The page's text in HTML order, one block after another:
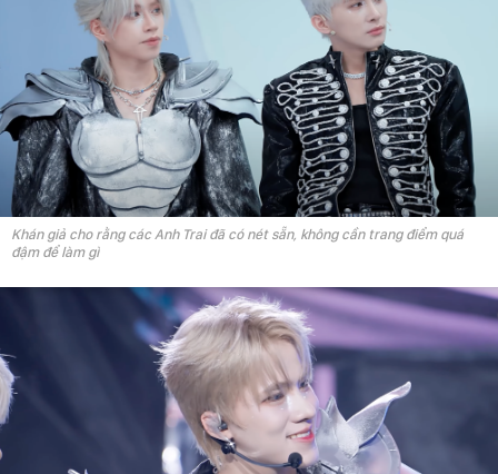
Khán giả cho rằng các Anh Trai đã có nét sẵn, không cần trang điểm quá
đậm để làm gì